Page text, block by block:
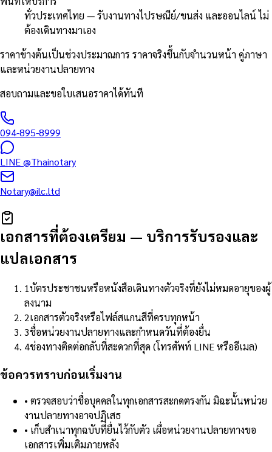
ทั่วประเทศไทย — รับงานทางไปรษณีย์/ขนส่ง และออนไลน์ ไม่
ต้องเดินทางมาเอง
ราคาข้างต้นเป็นช่วงประมาณการ ราคาจริงขึ้นกับจำนวนหน้า คู่ภาษา
และหน่วยงานปลายทาง
สอบถามและขอใบเสนอราคาได้ทันที
094-895-8999
LINE@Thainotary
Notary@ilc.ltd
เอกสารที่ต้องเตรียม — บริการรับรองและ
แปลเอกสาร
1บัตรประชาชนหรือหนังสือเดินทางตัวจริงที่ยังไม่หมดอายุของผู้
ลงนาม
2เอกสารตัวจริงหรือไฟล์สแกนสีที่ครบทุกหน้า
3ชื่อหน่วยงานปลายทางและกำหนดวันที่ต้องยื่น
4ช่องทางติดต่อกลับที่สะดวกที่สุด (โทรศัพท์ LINE หรืออีเมล)
ข้อควรทราบก่อนเริ่มงาน
• ตรวจสอบว่าชื่อบุคคลในทุกเอกสารสะกดตรงกัน มิฉะนั้นหน่วย
งานปลายทางอาจปฏิเสธ
• เก็บสำเนาทุกฉบับที่ยื่นไว้กับตัว เผื่อหน่วยงานปลายทางขอ
เอกสารเพิ่มเติมภายหลัง